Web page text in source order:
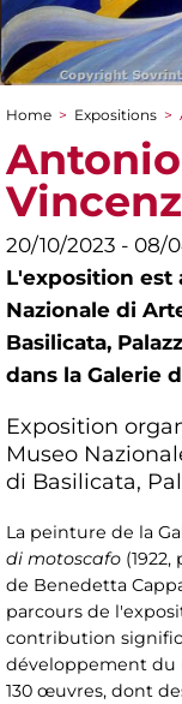
You are here
Home > Expositions >
20/10/2023 - 08/
L'exposition est
Nazionale di
Basilicata,
dans la Galerie
Exposition
Museo
di Basilicata,
La peinture de la
di motoscafo
de Benedetta
parcours de
contribution
développement du
130 œuvres, dont